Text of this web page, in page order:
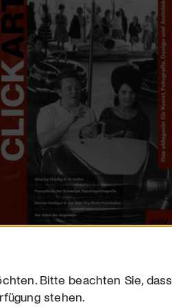
Bitte beachten Sie, dass
stehen.